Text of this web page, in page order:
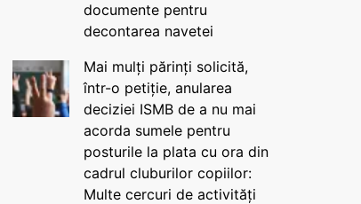
documente pentru
decontarea navetei
Mai mulți părinți solicită,
într-o petiție, anularea
deciziei ISMB de a nu mai
acorda sumele pentru
posturile la plata cu ora din
cadrul cluburilor copiilor:
Multe cercuri de activități